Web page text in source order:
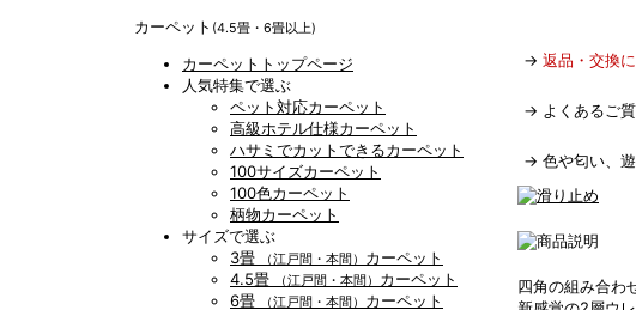
カーペット (4.5畳・6畳以上)
カーペットトップページ
人気特集で選ぶ
ペット対応カーペット
高級ホテル仕様カーペット
ハサミでカットできるカーペット
100サイズカーペット
100色カーペット
柄物カーペット
サイズで選ぶ
3畳
（江戸間・本間） カーペット
4.5畳
（江戸間・本間） カーペット
6畳
（江戸間・本間） カーペット
→ 返品・交換
→ よくあるご
→ 色や匂い、
四角の組み合わ